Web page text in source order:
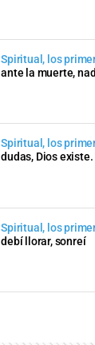
Spiritual, los
ante la muerte,
Spiritual, los
dudas, Dios
Spiritual, los
debí llorar, sonreí